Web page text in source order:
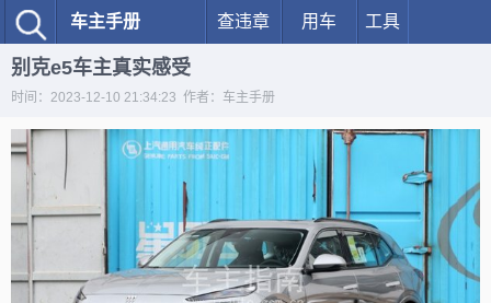
车主手册 查违章 用车 工具
别克e5车主真实感受
时间：2023-12-10 21:34:23 作者：车主手册